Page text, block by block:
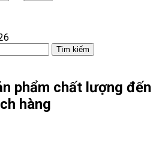
Tìm kiếm
phẩm chất lượng đến
hàng